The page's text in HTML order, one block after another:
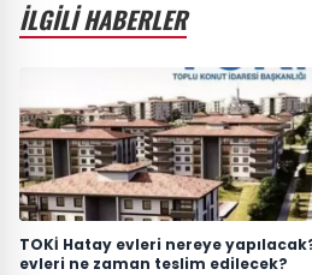
İLGİLİ HABERLER
TOKİ Hatay evleri nereye
evleri ne zaman teslim edilecek?